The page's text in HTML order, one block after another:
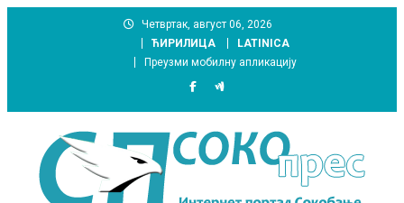
Четвртак, август 06, 2026
ЋИРИЛИЦА
LATINICA
Преузми мобилну апликацију